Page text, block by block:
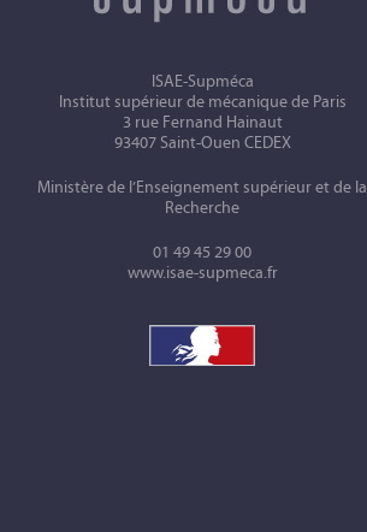
ISAE-Supméca
Institut supérieur de mécanique de Paris
3 rue Fernand Hainaut
93407 Saint-Ouen CEDEX
Ministère de l’Enseignement supérieur et de la
Recherche
01 49 45 29 00
www.isae-supmeca.fr